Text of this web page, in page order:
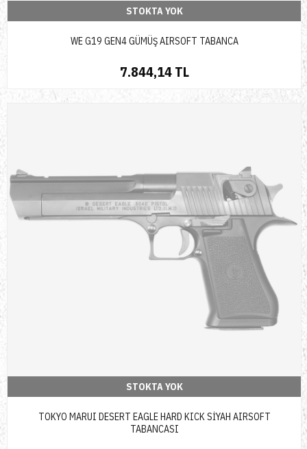
STOKTA YOK
WE G19 GEN4 GÜMÜŞ AIRSOFT TABANCA
7.844,14 TL
STOKTA YOK
TOKYO MARUI DESERT EAGLE HARD KICK SİYAH AIRSOFT
TABANCASI